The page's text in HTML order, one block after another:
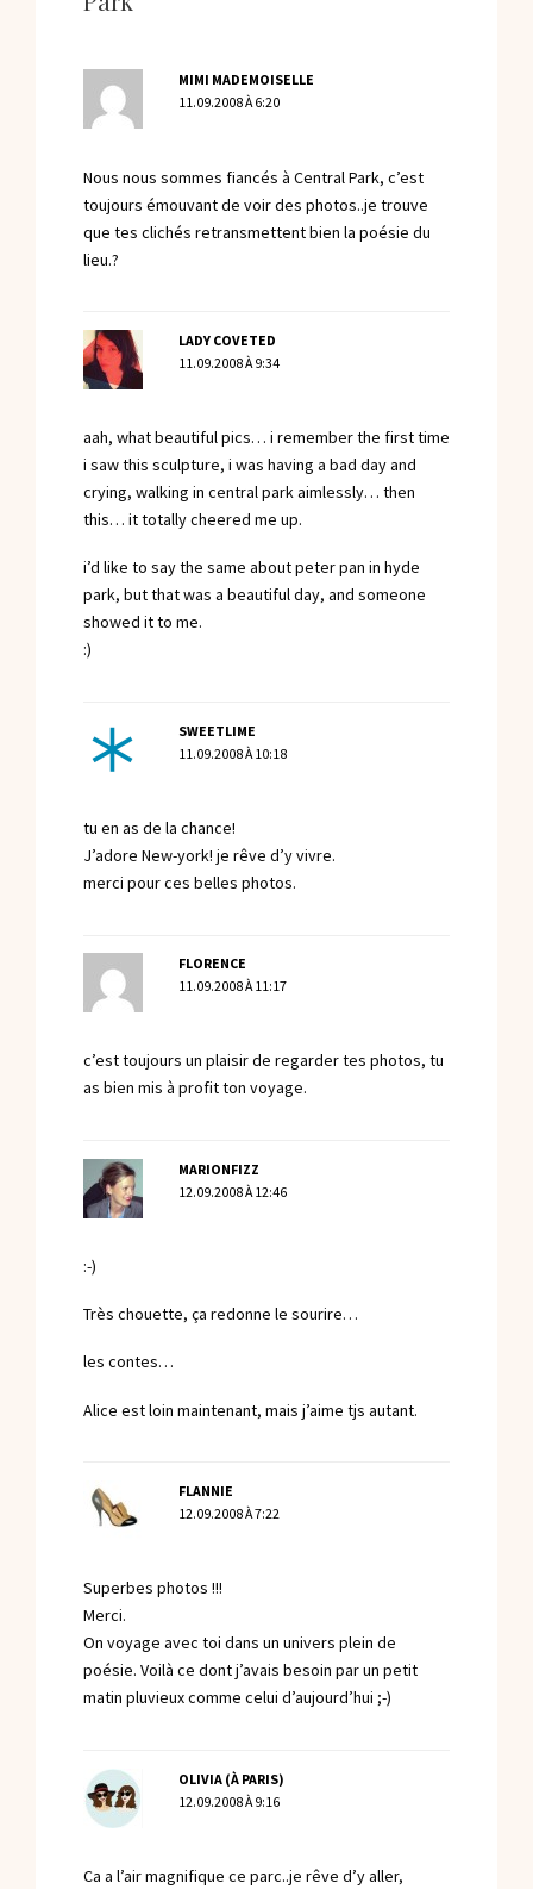
MIMI MADEMOISELLE
11.09.2008 À 6:20
Nous nous sommes fiancés à Central Park, c’est
toujours émouvant de voir des photos..je trouve
que tes clichés retransmettent bien la poésie du
lieu.?
LADY COVETED
11.09.2008 À 9:34
aah, what beautiful pics… i remember the first time
i saw this sculpture, i was having a bad day and
crying, walking in central park aimlessly… then
this… it totally cheered me up.
i’d like to say the same about peter pan in hyde
park, but that was a beautiful day, and someone
showed it to me.
:)
SWEETLIME
11.09.2008 À 10:18
tu en as de la chance!
J’adore New-york! je rêve d’y vivre.
merci pour ces belles photos.
FLORENCE
11.09.2008 À 11:17
c’est toujours un plaisir de regarder tes photos, tu
as bien mis à profit ton voyage.
MARIONFIZZ
12.09.2008 À 12:46
:-)
Très chouette, ça redonne le sourire…
les contes…
Alice est loin maintenant, mais j’aime tjs autant.
FLANNIE
12.09.2008 À 7:22
Superbes photos !!!
Merci.
On voyage avec toi dans un univers plein de
poésie. Voilà ce dont j’avais besoin par un petit
matin pluvieux comme celui d’aujourd’hui ;-)
OLIVIA (À PARIS)
12.09.2008 À 9:16
Ca a l’air magnifique ce parc..je rêve d’y aller,